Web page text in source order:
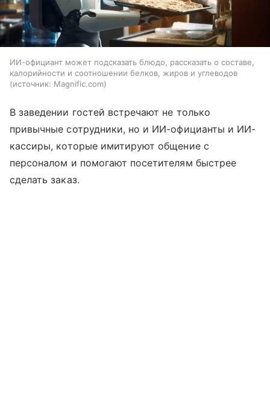
ИИ-официант может подсказать блюдо, рассказать о составе,
калорийности и соотношении белков, жиров и углеводов
источник: Magnific.com
В заведении гостей встречают не только
привычные сотрудники, но и ИИ-официанты и ИИ-
кассиры, которые имитируют общение с
персоналом и помогают посетителям быстрее
сделать заказ.